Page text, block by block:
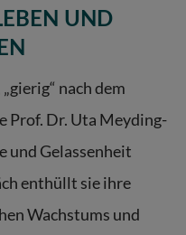
UND
nach dem
Prof. Dr. Uta Meyding-
und Gelassenheit
enthüllt sie ihre
Wachstums und